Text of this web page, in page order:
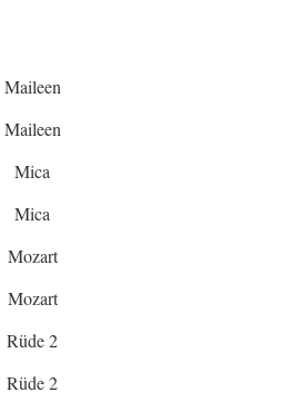
Maileen
Maileen
Mica
Mica
Mozart
Mozart
Rüde 2
Rüde 2